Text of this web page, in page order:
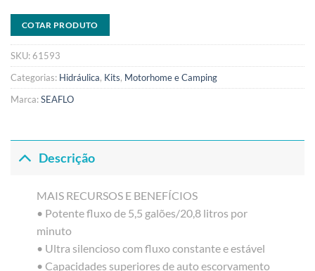
COTAR PRODUTO
SKU:61593
Categorias: Hidráulica, Kits, Motorhome e Camping
Marca:SEAFLO
Descrição
MAIS RECURSOS E BENEFÍCIOS
• Potente fluxo de 5,5 galões/20,8 litros por
minuto
• Ultra silencioso com fluxo constante e estável
• Capacidades superiores de auto escorvamento